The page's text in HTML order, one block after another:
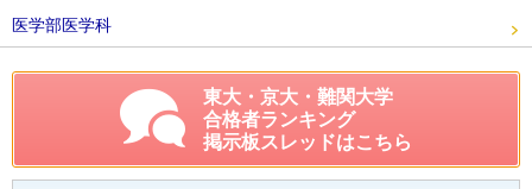
医学部医学科
東大・京大・難関大学
合格者ランキング
掲示板スレッドはこちら